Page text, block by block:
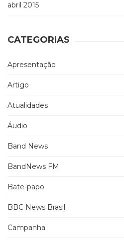
abril 2015
CATEGORIAS
Apresentação
Artigo
Atualidades
Áudio
Band News
BandNews FM
Bate-papo
BBC News Brasil
Campanha